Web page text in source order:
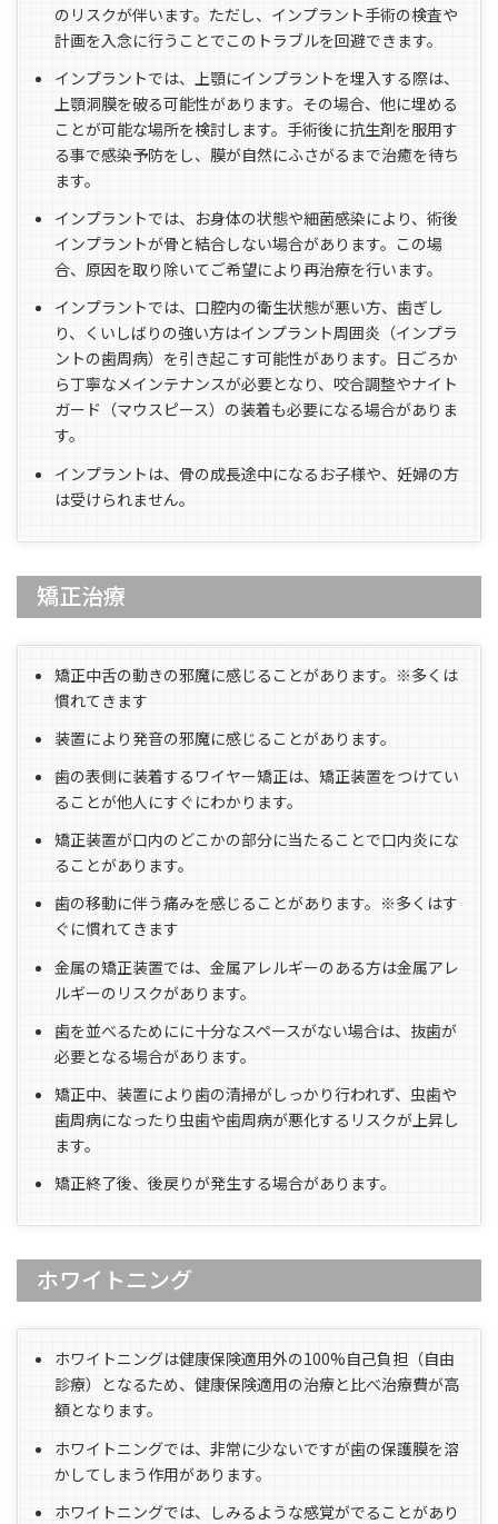
のリスクが伴います。ただし、インプラント手術の検査や
計画を入念に行うことでこのトラブルを回避できます。
インプラントでは、上顎にインプラントを埋入する際は、
上顎洞膜を破る可能性があります。その場合、他に埋める
ことが可能な場所を検討します。手術後に抗生剤を服用す
る事で感染予防をし、膜が自然にふさがるまで治癒を待ち
ます。
インプラントでは、お身体の状態や細菌感染により、術後
インプラントが骨と結合しない場合があります。この場
合、原因を取り除いてご希望により再治療を行います。
インプラントでは、口腔内の衛生状態が悪い方、歯ぎし
り、くいしばりの強い方はインプラント周囲炎（インプラ
ントの歯周病）を引き起こす可能性があります。日ごろか
ら丁寧なメインテナンスが必要となり、咬合調整やナイト
ガード（マウスピース）の装着も必要になる場合がありま
す。
インプラントは、骨の成長途中になるお子様や、妊婦の方
は受けられません。
矯正治療
矯正中舌の動きの邪魔に感じることがあります。※多くは
慣れてきます
装置により発音の邪魔に感じることがあります。
歯の表側に装着するワイヤー矯正は、矯正装置をつけてい
ることが他人にすぐにわかります。
矯正装置が口内のどこかの部分に当たることで口内炎にな
ることがあります。
歯の移動に伴う痛みを感じることがあります。※多くはす
ぐに慣れてきます
金属の矯正装置では、金属アレルギーのある方は金属アレ
ルギーのリスクがあります。
歯を並べるためにに十分なスペースがない場合は、抜歯が
必要となる場合があります。
矯正中、装置により歯の清掃がしっかり行われず、虫歯や
歯周病になったり虫歯や歯周病が悪化するリスクが上昇し
ます。
矯正終了後、後戻りが発生する場合があります。
ホワイトニング
ホワイトニングは健康保険適用外の100%自己負担（自由
診療）となるため、健康保険適用の治療と比べ治療費が高
額となります。
ホワイトニングでは、非常に少ないですが歯の保護膜を溶
かしてしまう作用があります。
ホワイトニングでは、しみるような感覚がでることがあり